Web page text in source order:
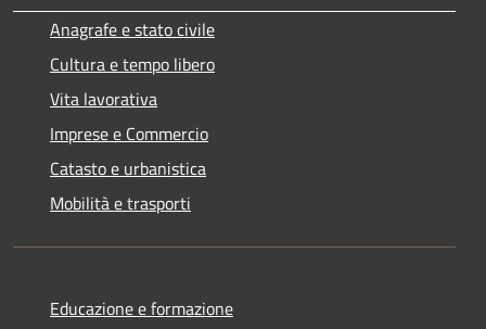
Anagrafe e stato civile
Cultura e tempo libero
Vita lavorativa
Imprese e Commercio
Catasto e urbanistica
Mobilità e trasporti
Educazione e formazione